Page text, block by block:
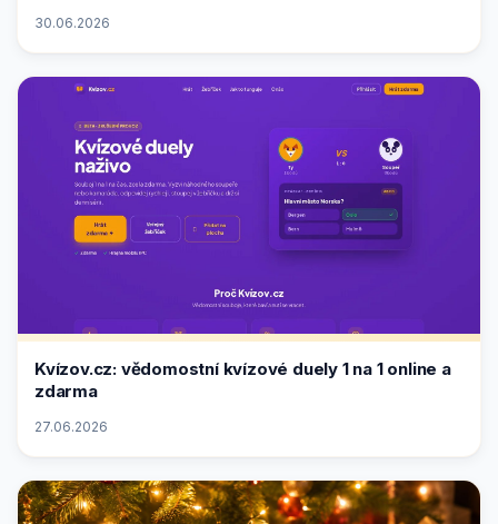
30.06.2026
Kvízov.cz: vědomostní kvízové duely 1 na 1 online a
zdarma
27.06.2026